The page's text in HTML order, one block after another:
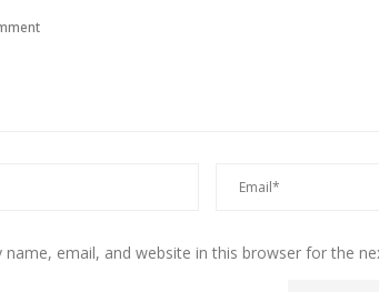
name, email, and website in this browser for the